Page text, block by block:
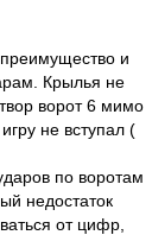
и
Крылья не
ворот 6 мимо
не вступал (
по воротам
недостаток
от цифр,